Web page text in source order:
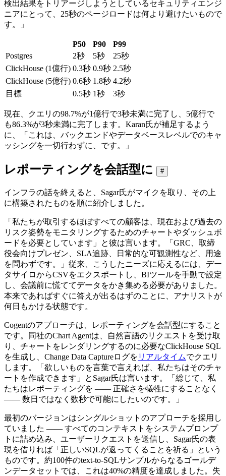
検出結果をトリアージしようとしているセキュリティエンジ
ニアにとって、25秒のページロードは何より避けたいもので
す。」
P50 P90
P99
Postgres
2秒 5秒
25秒
ClickHouse (1億行) 0.3秒 0.9秒 2.5秒
ClickHouse (5億行) 0.6秒 1.8秒 4.2秒
目標
0.5秒 1秒 3秒
現在、クエリの98.7%が1億行で3秒未満に完了し、5億行で
も86.3%が3秒未満に完了します。Karan氏が補足するよう
に、「これは、バックエンドやデータベースレベルでのキャ
ッシングを一切行わずに、です。」
レポーティングを会話型に #
インフラの話を終えると、Sagar氏がマイクを取り、その上
に構築されたものを順に紹介しました。
「私たちが取引するほぼすべての顧客は、現在および過去の
リスク姿勢をモニタリングするためのチャートやダッシュボ
ードを必要としています」と彼は言います。「GRC、取締
役会向けプレゼン、SLA追跡、日常的な可観測性など、用途
を問わずです。」従来、こうしたニーズに応えるには、デー
タサイロからCSVをエクスポートし、BIツールを手動で設定
し、会議前に慌ててデータをかき集める必要がありました。
本来であればすぐに答えが出るはずのことに、アナリストが
何日もかける状態です。
Cogentのアプローチは、レポーティングを会話型にすること
です。同社のChart Agentは、自然言語のリクエストを受け取
り、チャートをレンダリングするのに必要なClickHouse SQL
を生成し、Change Data Captureログを リアルタイムでクエリ
します。「欲しいものを言葉で言えれば、私たちはそのチャ
ートを作成できます」とSagar氏は言います。「総じて、私
たちはレポーティングを ―― 正確さを犠牲にすることなく
―― 数日ではなく数秒で可能にしたいのです。」
最初のバージョンはシングルショットのアプローチを採用し
ていました ―― すべてのコンテキストをシステムプロンプ
トに詰め込み、ユーザーリクエストを送信し、Sagar氏の表
現を借りれば「正しいSQLが返ってくることを祈る」という
ものです。約100件のtext-to-SQLサンプルからなるゴールデ
ンデータセットでは、これは40%の精度を達成しました。失